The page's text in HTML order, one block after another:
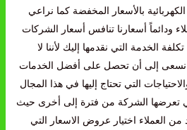
بالأسعار المخفضة كما نراعي
ودائماً أسعارنا تنافس أسعار الشركات
الخدمة التي نقدمها إليك لأننا لا
نسعى إلى أن تحصل على أفضل الخدمات
التي تحتاج إليها في هذا المجال
تعرضها الشركة من فترة إلى أخرى حيث
من العملاء اختيار عروض الاسعار التي